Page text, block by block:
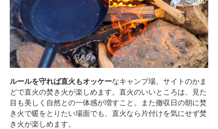
ルールを守れば直火もオッケーなキャンプ場。サイトのかま
どで直火の焚き火が楽しめます。直火のいいところは、見た
目も美しく自然との一体感が増すこと。また撤収日の朝に焚
き火で暖をとりたい場面でも、直火なら片付けを気にせず焚
き火が楽しめます。